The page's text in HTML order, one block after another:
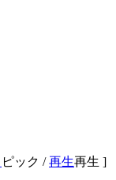
ピック /再生再生 ]